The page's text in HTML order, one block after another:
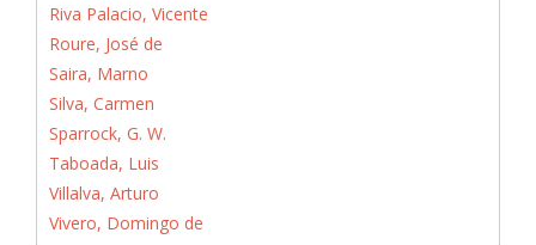
Riva Palacio, Vicente
Roure, José de
Saira, Marno
Silva, Carmen
Sparrock, G. W.
Taboada, Luis
Villalva, Arturo
Vivero, Domingo de